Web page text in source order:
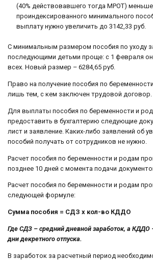
(40% действовавшего тогда МРОТ) меньше
проиндексированного минимального
выплату нужно увеличить до 3142,33 руб.
С минимальным размером пособия по уходу
последующими детьми проще: с 1 февраля
всех. Новый размер – 6284,65 руб.
Право на получение пособия по
лишь тем, с кем заключен трудовой договор.
Для выплаты пособия по беременности и
предоставить в бухгалтерию следующие
лист и заявление. Каких-либо заявлений об
пособий получать от сотрудников не нужно.
Расчет пособия по беременности и родам
позднее 10 дней с момента подачи
Расчет пособия по беременности и родам
следующей формуле:
Сумма пособия = СДЗ х кол-во КДДО
Где СДЗ – средний дневной заработок, а КДДО
дни декретного отпуска.
В заработок за расчетный период